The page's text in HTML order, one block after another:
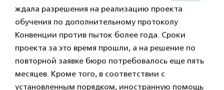
ждала разрешения на реализацию проекта
обучения по дополнительному протоколу
Конвенции против пыток более года. Сроки
проекта за это время прошли, а на решение по
повторной заявке бюро потребовалось еще пять
месяцев. Кроме того, в соответствии с
установленным порядком, иностранную помощь